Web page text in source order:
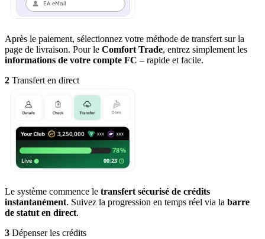
Après le paiement, sélectionnez votre méthode de transfert sur la
page de livraison. Pour le Comfort Trade, entrez simplement les
informations de votre compte FC – rapide et facile.
2 Transfert en direct
Le système commence le transfert sécurisé de crédits
instantanément. Suivez la progression en temps réel via la barre
de statut en direct.
3 Dépenser les crédits